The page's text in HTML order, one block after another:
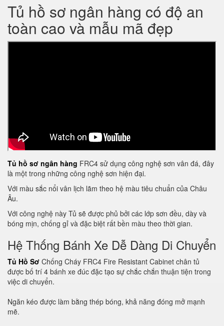
Tủ hồ sơ ngân hàng có độ an
toàn cao và mẫu mã đẹp
Tủ hồ sơ ngân hàng FRC4 sử dụng công nghệ sơn vân đá, đây
là một trong những công nghệ sơn hiện đại.
Với màu sắc nổi vân lịch lãm theo hệ màu tiêu chuẩn của Châu
Âu.
Với công nghệ này Tủ sẽ được phủ bởi các lớp sơn đều, dày và
bóng mịn, chống gỉ và đặc biệt rất bền màu theo thời gian.
Hệ Thống Bánh Xe Dễ Dàng Di Chuyển
Tủ Hồ Sơ Chống Cháy FRC4 Fire Resistant Cabinet chân tủ
được bố trí 4 bánh xe đúc đặc tạo sự chắc chắn thuận tiện trong
việc di chuyển.
Ngăn kéo được làm bằng thép bóng, khả năng đóng mở mạnh
mẽ.